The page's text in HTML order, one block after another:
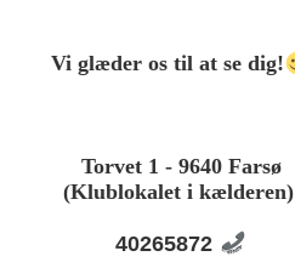
Vi glæder os til at se dig!
Torvet 1 - 9640 Farsø
(Klublokalet i kælderen)
40265872